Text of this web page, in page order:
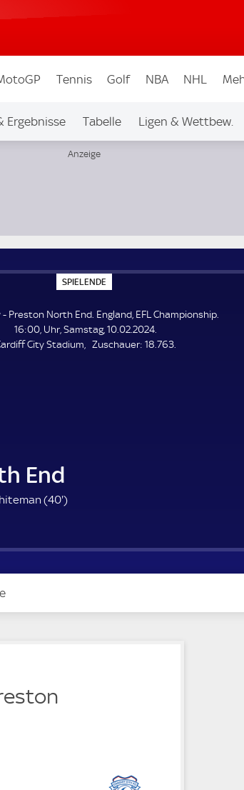
Tennis Golf NBA NHL
Ergebnisse Tabelle Ligen & Wettbew.
SPIELENDE
P
E
L
E
N
Preston North End. England, EFL Championship.
16:00, Uhr, Samstag, 10.02.2024.
City Stadium
Zuschauer: Z
18.763.
End
(40'4
m
n
)